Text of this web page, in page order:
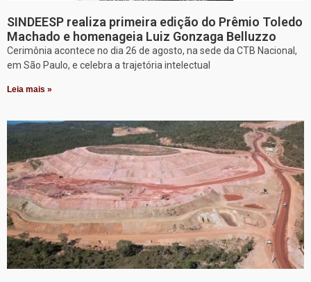
SINDEESP realiza primeira edição do Prêmio Toledo
Machado e homenageia Luiz Gonzaga Belluzzo
Cerimônia acontece no dia 26 de agosto, na sede da CTB Nacional,
em São Paulo, e celebra a trajetória intelectual
Leia mais »